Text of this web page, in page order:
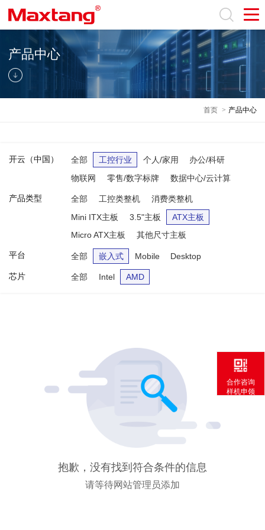
产品中心
首页 > 产品中心
开云（中国） 全部 工控行业 个人/家用
办公/科研
物联网
零售/数字标牌 数据中心/云计算
产品类型 全部 工控类整机
消费类整机
Mini ITX主板
3.5"主板
ATX主板
Micro ATX主板
其他尺寸主板
平台 全部 嵌入式 Mobile Desktop
芯片 全部 Intel AMD
抱歉，没有找到符合条件的信息
请等待网站管理员添加
合作咨询
样机申领